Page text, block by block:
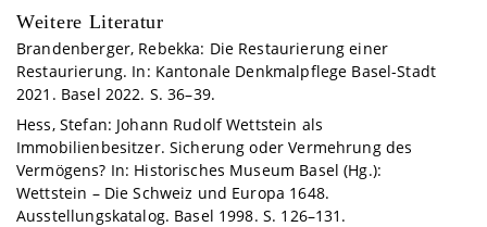
Weitere Literatur
Brandenberger, Rebekka: Die Restaurierung einer
Restaurierung. In: Kantonale Denkmalpflege Basel-Stadt
2021. Basel 2022. S. 36–39.
Hess, Stefan: Johann Rudolf Wettstein als
Immobilienbesitzer. Sicherung oder Vermehrung des
Vermögens? In: Historisches Museum Basel (Hg.):
Wettstein – Die Schweiz und Europa 1648.
Ausstellungskatalog. Basel 1998. S. 126–131.